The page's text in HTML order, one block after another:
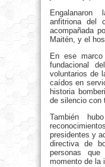
anfitriona del
acompañada
Maitén, y el
En ese
fundacional
voluntarios de
caídos en
historia
de silencio con
También
presidentes y
directiva de
personas
momento de la